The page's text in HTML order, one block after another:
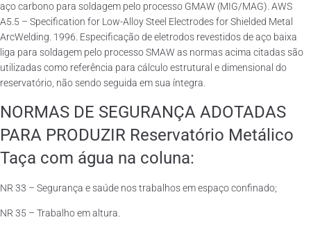
aço carbono para soldagem pelo processo GMAW (MIG/MAG). AWS
A5.5 – Specification for Low-Alloy Steel Electrodes for Shielded Metal
ArcWelding. 1996. Especificação de eletrodos revestidos de aço baixa
liga para soldagem pelo processo SMAW as normas acima citadas são
utilizadas como referência para cálculo estrutural e dimensional do
reservatório, não sendo seguida em sua íntegra.
NORMAS DE SEGURANÇA ADOTADAS
PARA PRODUZIR Reservatório Metálico
Taça com água na coluna:
NR 33 – Segurança e saúde nos trabalhos em espaço confinado;
NR 35 – Trabalho em altura.